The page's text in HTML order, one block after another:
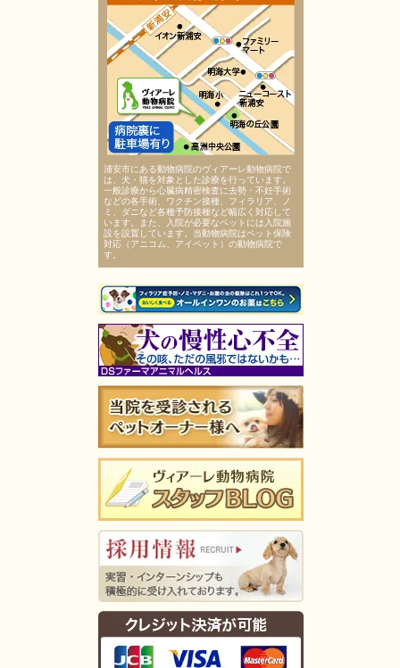
浦安市にある動物病院のヴィアーレ動物病院で
は、犬・猫を対象とした診療を行っています。
一般診療から心臓病精密検査に去勢・不妊手術
などの各手術、ワクチン接種、フィラリア、ノ
ミ、ダニなど各種予防接種など幅広く対応して
います。また、入院が必要なペットには入院施
設を設置しています。当動物病院はペット保険
対応（アニコム、アイペット）の動物病院で
す。